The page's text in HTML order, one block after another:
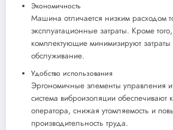
Экономичность
Машина отличается низким расходом
эксплуатационные затраты. Кроме
комплектующие минимизируют затраты
обслуживание.
Удобство использования
Эргономичные элементы управления
система виброизоляции обеспечивают
оператора, снижая утомляемость и
производительность труда.